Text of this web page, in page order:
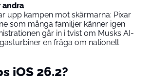
andra
upp kampen mot skärmarna: Pixar
som många familjer känner igen
går in i tvist om Musks AI-
en fråga om nationell
iOS 26.2?